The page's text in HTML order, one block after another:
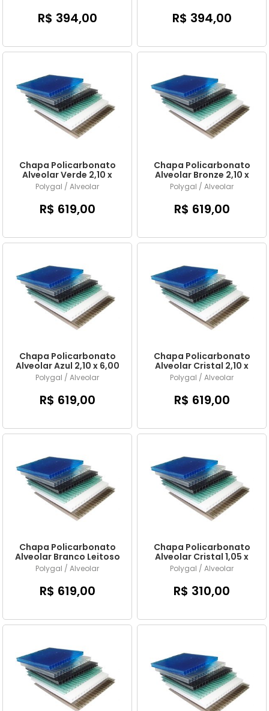
R$ 394,00 R$ 394,00
Chapa Policarbonato
Alveolar Verde 2,10 x
6,00 mts x 6mm
Polygal / Alveolar
R$ 619,00
Chapa Policarbonato
Alveolar Bronze 2,10 x
6,00 mts x 6mm
Polygal / Alveolar
R$ 619,00
Chapa Policarbonato
Alveolar Azul 2,10 x 6,00
mts x 6mm
Polygal / Alveolar
R$ 619,00
Chapa Policarbonato
Alveolar Cristal 2,10 x
6,00 mts x 6mm
Polygal / Alveolar
R$ 619,00
Chapa Policarbonato
Alveolar Branco Leitoso
2,10 x 6,00 mts x 6mm
Polygal / Alveolar
R$ 619,00
Chapa Policarbonato
Alveolar Cristal 1,05 x
6,00 mts x 6mm
Polygal / Alveolar
R$ 310,00